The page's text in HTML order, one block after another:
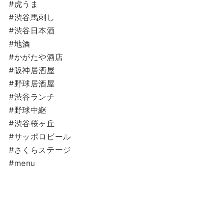
#虎うま
#渋谷馬刺し
#渋谷日本酒
#地酒
#かがたや酒店
#阪神居酒屋
#野球居酒屋
#渋谷ランチ
#野球中継
#渋谷桜ヶ丘
#サッポロビール
#さくらステージ
#menu